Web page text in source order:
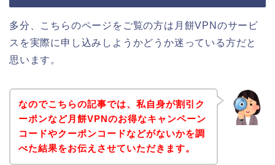
多分、こちらのページをご覧の方は月餅VPNのサービ
スを実際に申し込みしようかどうか迷っている方だと
思います。
なのでこちらの記事では、私自身が割引ク
ーポンなど月餅VPNのお得なキャンペーン
コードやクーポンコードなどがないかを調
べた結果をお伝えさせていただきます。